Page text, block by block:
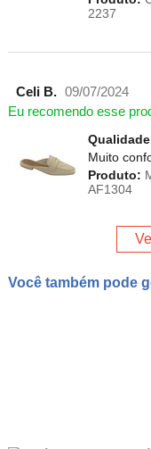
2237
Celi B. 09/07/2024
Eu recomendo esse
Muito
Produto:
AF1304
Você também pode